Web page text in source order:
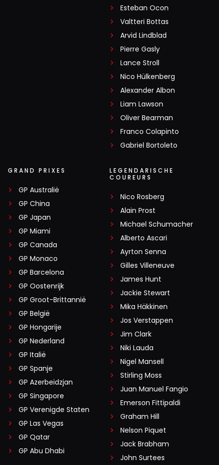
Esteban Ocon
Valtteri Bottas
Arvid Lindblad
Pierre Gasly
Lance Stroll
Nico Hülkenberg
Alexander Albon
Liam Lawson
Oliver Bearman
Franco Colapinto
Gabriel Bortoleto
GRAND PRIXES
GP Australië
GP China
GP Japan
GP Miami
GP Canada
GP Monaco
GP Barcelona
GP Oostenrijk
GP Groot-Brittannië
GP België
GP Hongarije
GP Nederland
GP Italië
GP Spanje
GP Azerbeidzjan
GP Singapore
GP Verenigde Staten
GP Las Vegas
GP Qatar
GP Abu Dhabi
LEGENDARISCHE
COUREURS
Nico Rosberg
Alain Prost
Michael Schumacher
Alberto Ascari
Ayrton Senna
Gilles Villeneuve
James Hunt
Jackie Stewart
Mika Häkkinen
Jos Verstappen
Jim Clark
Niki Lauda
Nigel Mansell
Stirling Moss
Juan Manuel Fangio
Emerson Fittipaldi
Graham Hill
Nelson Piquet
Jack Brabham
John Surtees